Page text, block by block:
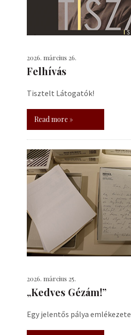
2026. március 26.
Felhívás
Tisztelt Látogatók!
Read more »
2026. március 25.
„Kedves Gézám!”
Egy jelentős pálya emlékezete